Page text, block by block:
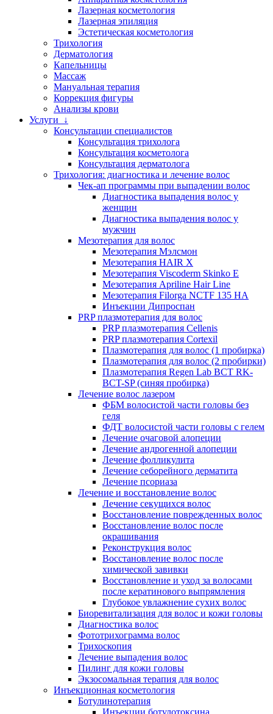
Лазерная косметология
Лазерная эпиляция
Эстетическая косметология
Трихология
Дерматология
Капельницы
Массаж
Мануальная терапия
Коррекция фигуры
Анализы крови
Услуги ↓
Консультации специалистов
Консультация трихолога
Консультация косметолога
Консультация дерматолога
Трихология: диагностика и лечение волос
Чек-ап программы при выпадении волос
Диагностика выпадения волос у
женщин
Диагностика выпадения волос у
мужчин
Мезотерапия для волос
Мезотерапия Мэлсмон
Мезотерапия HAIR X
Мезотерапия Viscoderm Skinko E
Мезотерапия Apriline Hair Line
Мезотерапия Filorga NCTF 135 HA
Инъекции Дипроспан
PRP плазмотерапия для волос
PRP плазмотерапия Cellenis
PRP плазмотерапия Cortexil
Плазмотерапия для волос (1 пробирка)
Плазмотерапия для волос (2 пробирки)
Плазмотерапия Regen Lab BCT RK-
BCT-SP (синяя пробирка)
Лечение волос лазером
ФБМ волосистой части головы без
геля
ФДТ волосистой части головы с гелем
Лечение очаговой алопеции
Лечение андрогенной алопеции
Лечение фолликулита
Лечение себорейного дерматита
Лечение псориаза
Лечение и восстановление волос
Лечение секущихся волос
Восстановление поврежденных волос
Восстановление волос после
окрашивания
Реконструкция волос
Восстановление волос после
химической завивки
Восстановление и уход за волосами
после кератинового выпрямления
Глубокое увлажнение сухих волос
Биоревитализация для волос и кожи головы
Диагностика волос
Фототрихограмма волос
Трихоскопия
Лечение выпадения волос
Пилинг для кожи головы
Экзосомальная терапия для волос
Инъекционная косметология
Ботулинотерапия
Инъекции ботулотоксина